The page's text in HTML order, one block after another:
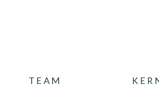
TEAM